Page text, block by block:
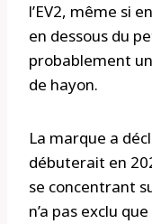
l’EV2, même si
en dessous du
probablement
de hayon.
La marque a
débuterait en
se concentrant
n’a pas exclu